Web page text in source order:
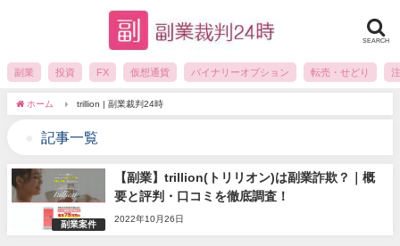
SEARCH
副業 投資 FX 仮想通貨 バイナリーオプション 転売・せどり
ホーム trillion | 副業裁判24時
記事一覧
副業案件
【副業】trillion(トリリオン)は副業詐欺？｜概
要と評判・口コミを徹底調査！
2022年10月26日